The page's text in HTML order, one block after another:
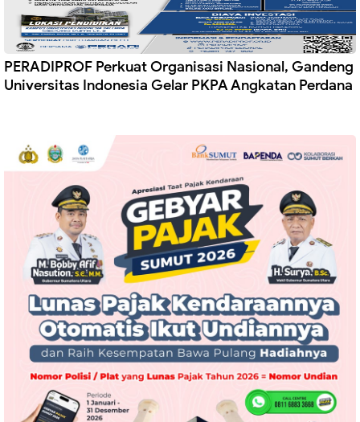
PERADIPROF Perkuat Organisasi Nasional, Gandeng
Universitas Indonesia Gelar PKPA Angkatan Perdana